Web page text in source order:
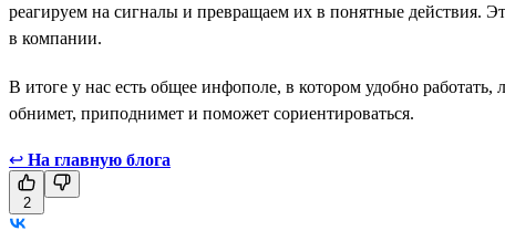
реагируем на сигналы и превращаем их в понятные действия.
в компании.
В итоге у нас есть общее инфополе, в котором удобно
обнимет, приподнимет и поможет сориентироваться.
↩ На главную блога
2